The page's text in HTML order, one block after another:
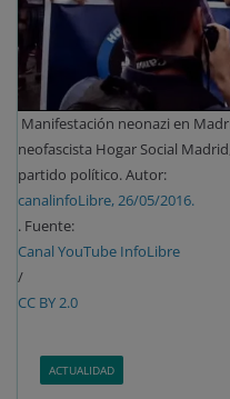
Manifestación neonazi en
neofascista Hogar Social
partido político. Autor:
canalinfoLibre, 26/05/2016.
. Fuente:
Canal YouTube InfoLibre
/
CC BY 2.0
ACTUALIDAD